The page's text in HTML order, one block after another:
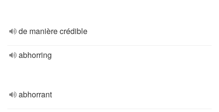
de manière crédible
abhorring
abhorrant